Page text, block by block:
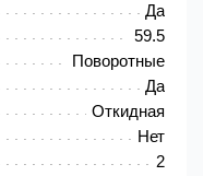
Да
59.5
Поворотные
Да
Откидная
Нет
2